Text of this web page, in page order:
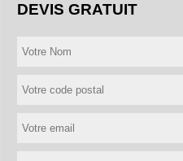
DEVIS GRATUIT